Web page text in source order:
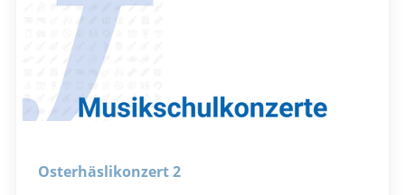
Osterhäslikonzert 2